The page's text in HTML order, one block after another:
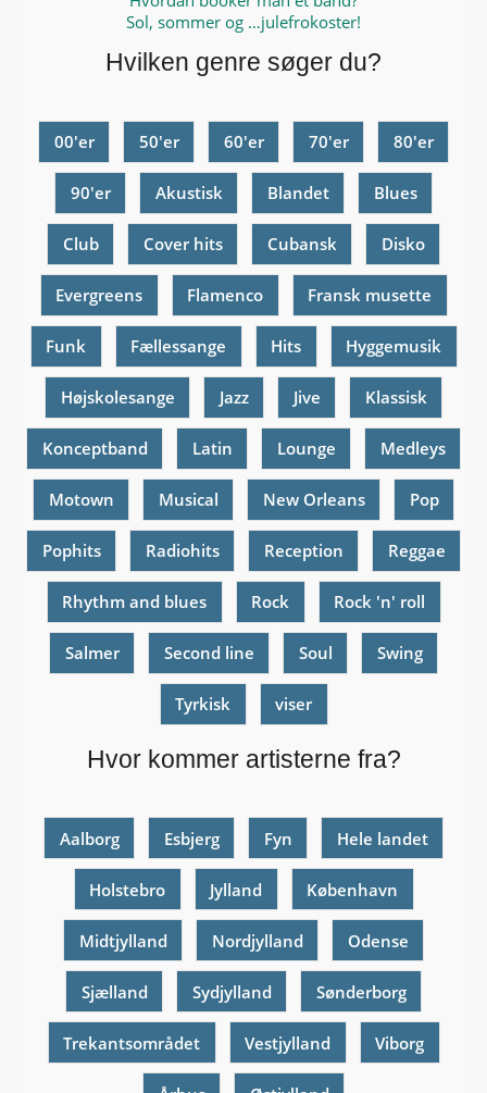
Sol, sommer og …julefrokoster!
Hvilken genre søger du?
00'er 50'er 60'er 70'er 80'er
90'er Akustisk Blandet Blues
Club Cover hits Cubansk Disko
Evergreens Flamenco Fransk musette
Funk Fællessange Hits Hyggemusik
Højskolesange Jazz Jive Klassisk
Konceptband Latin Lounge Medleys
Motown Musical New Orleans Pop
Pophits Radiohits Reception Reggae
Rhythm and blues Rock Rock 'n' roll
Salmer Second line Soul Swing
Tyrkisk viser
Hvor kommer artisterne fra?
Aalborg Esbjerg Fyn Hele landet
Holstebro Jylland København
Midtjylland Nordjylland Odense
Sjælland Sydjylland Sønderborg
Trekantsområdet Vestjylland Viborg